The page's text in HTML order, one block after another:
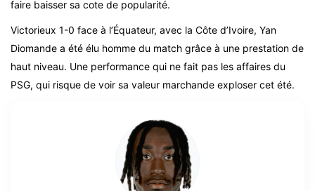
faire baisser sa cote de popularité.
Victorieux 1-0 face à l’Équateur, avec la Côte d’Ivoire, Yan
Diomande a été élu homme du match grâce à une prestation de
haut niveau. Une performance qui ne fait pas les affaires du
PSG, qui risque de voir sa valeur marchande exploser cet été.